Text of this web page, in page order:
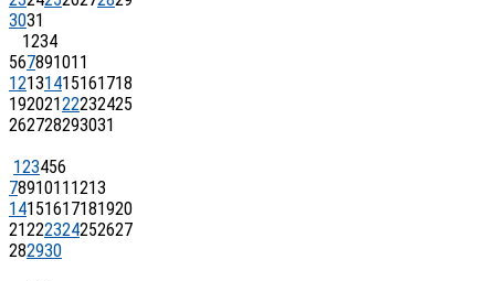
3031
1234
567891011
12131415161718
19202122232425
262728293031
123456
7891011 1213
14151617181920
21222324252627
282930